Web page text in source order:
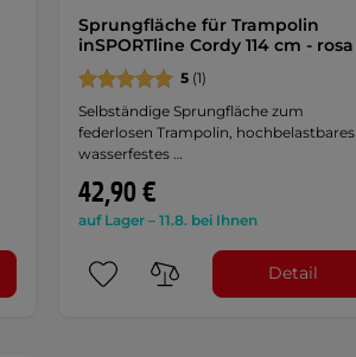
Sprungfläche für Trampolin
inSPORTline Cordy 114 cm - rosa
5(1)
Selbständige Sprungfläche zum
federlosen Trampolin, hochbelastbares
wasserfestes …
42,90 €
auf Lager – 11.8. bei Ihnen
Detail